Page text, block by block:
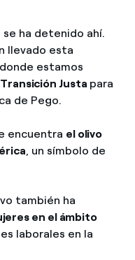
ha detenido ahí.
llevado esta
estamos
Justa para
de Pego.
encuentra el olivo
, un símbolo de
también ha
en el ámbito
laborales en la